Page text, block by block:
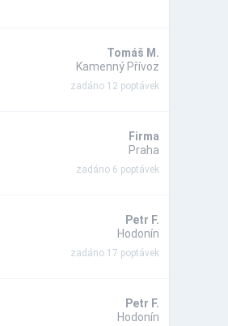
Tomáš M.
Kamenný Přívoz
zadáno 12 poptávek
Firma
Praha
zadáno 6 poptávek
Petr F.
Hodonín
zadáno 17 poptávek
Petr F.
Hodonín